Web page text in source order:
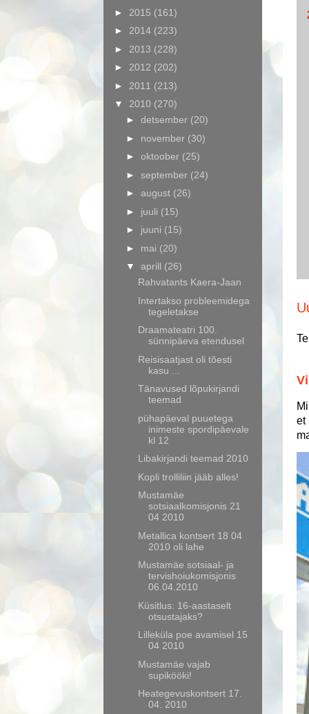
et
► 2015 (161)
► 2014 (223)
► 2013 (228)
► 2012 (202)
► 2011 (213)
▼ 2010 (270)
► detsember (20)
► november (30)
► oktoober (25)
► september (24)
► august (26)
► juuli (15)
► juuni (15)
► mai (20)
▼ aprill (26)
Rahvatants Kaera-Jaan
Intertakso probleemidega
tegeletakse
Draamateatri 100.
sünnipäeva etendusel
Reisisaatjast oli tõesti
kasu ...
Tänavused lõpukirjandi
teemad
pühapäeval puuetega
inimeste spordipäevale
kl 12
Libakirjandi teemad 2010
Kopli trolliliin jääb alles!
Mustamäe
sotsiaalkomisjonis 21
04 2010
Metallica kontsert 18 04
2010 oli lahe
Mustamäe sotsiaal- ja
tervishoiukomisjonis
06.04.2010
Küsitlus: 16-aastaselt
otsustajaks?
Lilleküla poe avamisel 15
04 2010
Mustamäe vajab
supikööki!
Heategevuskontsert 17.
04. 2010